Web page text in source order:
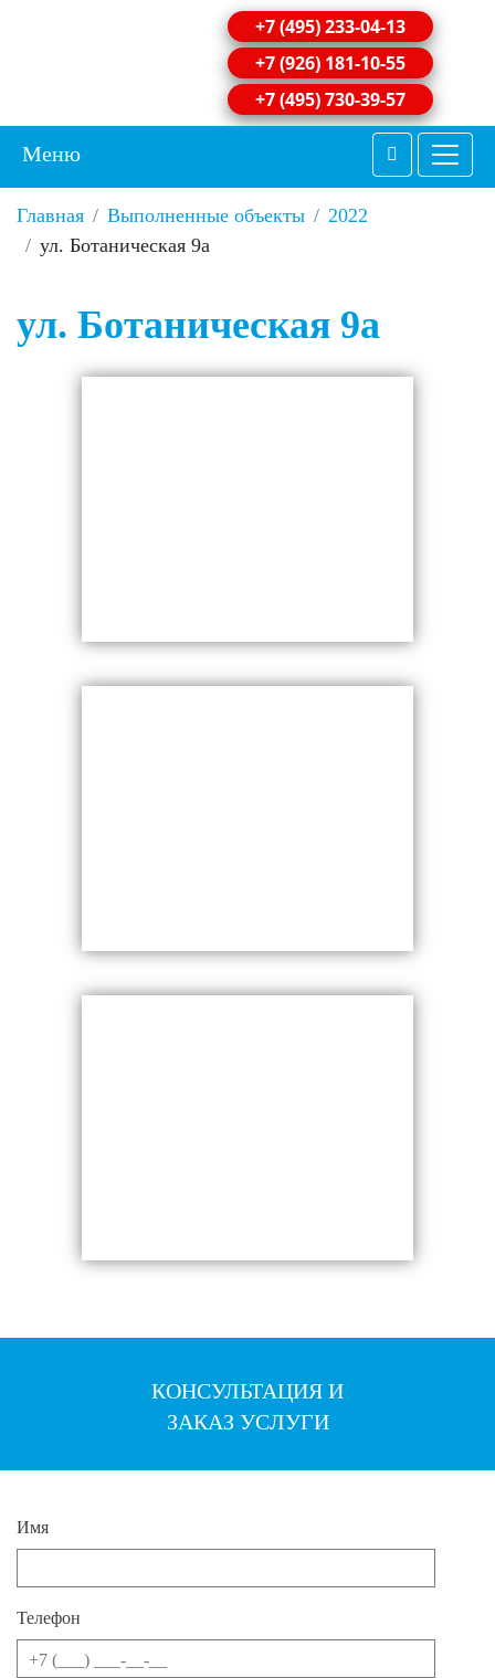
+7 (495) 233-04-13
+7 (926) 181-10-55
+7 (495) 730-39-57
Меню
Главная Выполненные объекты
2022
ул. Ботаническая 9а
ул. Ботаническая 9а
КОНСУЛЬТАЦИЯ И
ЗАКАЗ УСЛУГИ
Имя
Телефон